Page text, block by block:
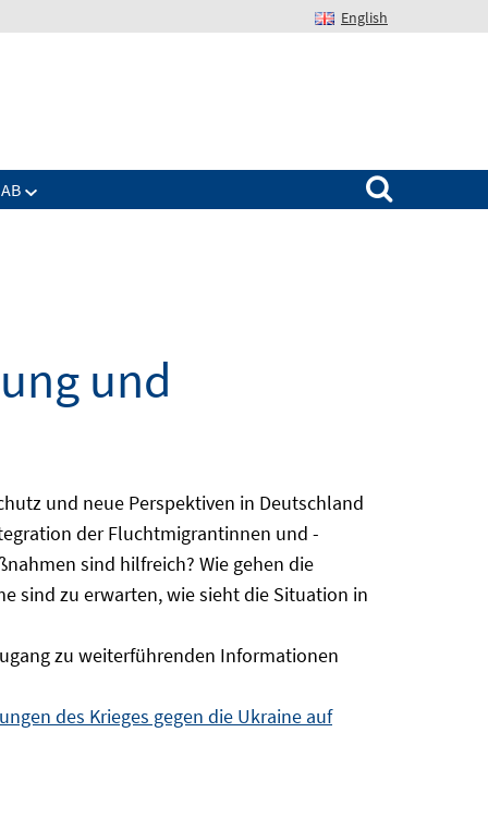
English
Suchen nach:
und
und neue Perspektiven in Deutschland
der Fluchtmigrantinnen und -
sind hilfreich? Wie gehen die
sind zu erwarten, wie sieht die Situation in
zu weiterführenden Informationen
des Krieges gegen die Ukraine auf